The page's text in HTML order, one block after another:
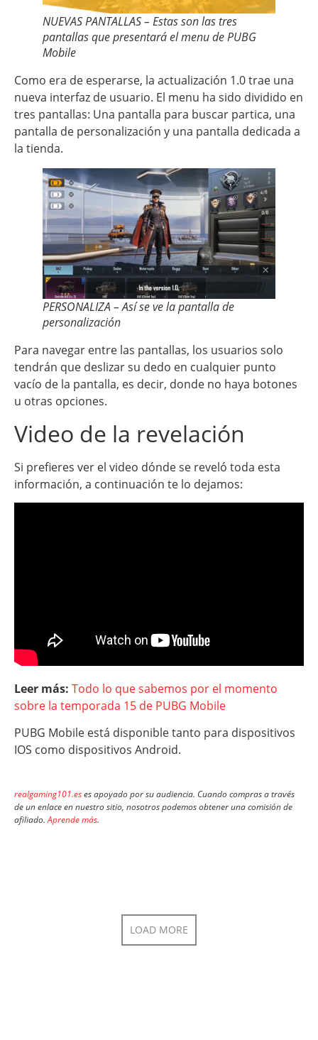
NUEVAS PANTALLAS – Estas son las tres
pantallas que presentará el menu de PUBG
Mobile
Como era de esperarse, la actualización 1.0 trae una
nueva interfaz de usuario. El menu ha sido dividido en
tres pantallas: Una pantalla para buscar partica, una
pantalla de personalización y una pantalla dedicada a
la tienda.
PERSONALIZA – Así se ve la pantalla de
personalización
Para navegar entre las pantallas, los usuarios solo
tendrán que deslizar su dedo en cualquier punto
vacío de la pantalla, es decir, donde no haya botones
u otras opciones.
Video de la revelación
Si prefieres ver el video dónde se reveló toda esta
información, a continuación te lo dejamos:
Leer más: Todo lo que sabemos por el momento
sobre la temporada 15 de PUBG Mobile
PUBG Mobile está disponible tanto para dispositivos
IOS como dispositivos Android.
realgaming101.eses apoyado por su audiencia. Cuando compras a través
de un enlace en nuestro sitio, nosotros podemos obtener una comisión de
afiliado.Aprende más.
LOAD MORE